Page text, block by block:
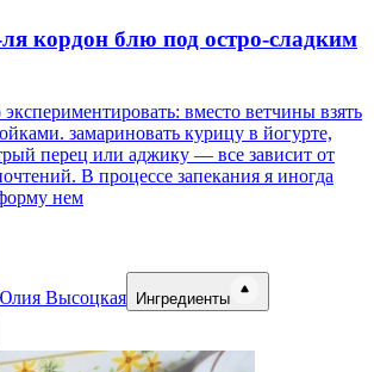
кордон блю под остро-сладким
вместо ветчины взять
замариновать курицу в йогурте,
перец или аджику — все зависит от
В процессе запекания я иногда
нем
Высоцкая Ингредиенты